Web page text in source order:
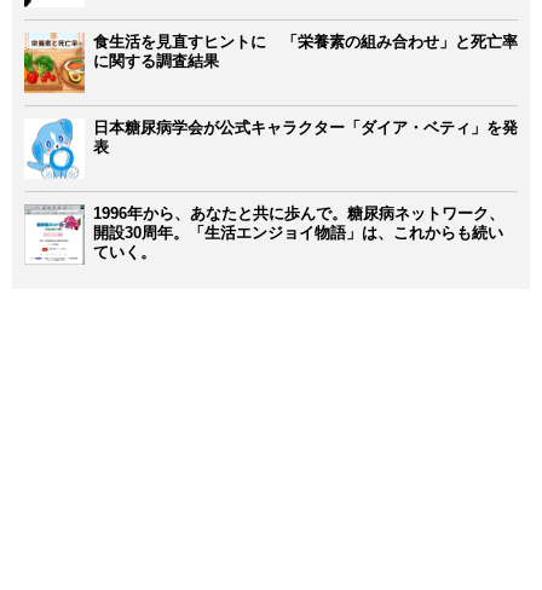
食生活を見直すヒントに 「栄養素の組み合わせ」と死亡率
に関する調査結果
日本糖尿病学会が公式キャラクター「ダイア・ベティ」を発
表
1996年から、あなたと共に歩んで。糖尿病ネットワーク、
開設30周年。「生活エンジョイ物語」は、これからも続い
ていく。